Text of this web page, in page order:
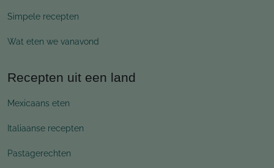
Simpele recepten
Wat eten we vanavond
Recepten uit een land
Mexicaans eten
Italiaanse recepten
Pastagerechten